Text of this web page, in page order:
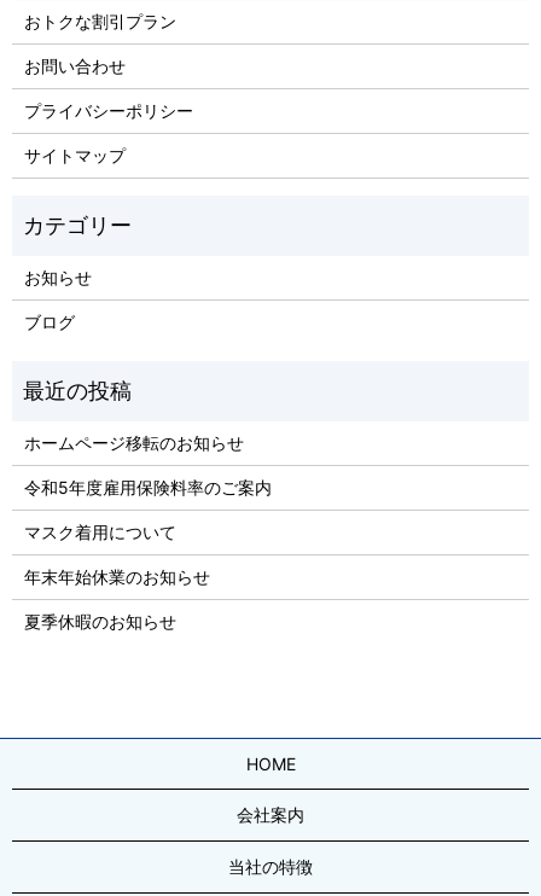
おトクな割引プラン
お問い合わせ
プライバシーポリシー
サイトマップ
お知らせ
ブログ
ホームページ移転のお知らせ
令和5年度雇用保険料率のご案内
マスク着用について
年末年始休業のお知らせ
夏季休暇のお知らせ
HOME
会社案内
当社の特徴